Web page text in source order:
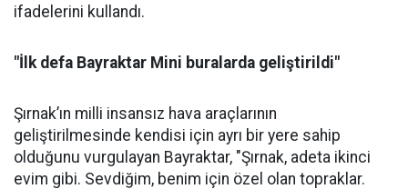
ifadelerini kullandı.
"İlk defa Bayraktar Mini buralarda geliştirildi"
Şırnak’ın milli insansız hava araçlarının
geliştirilmesinde kendisi için ayrı bir yere sahip
olduğunu vurgulayan Bayraktar, "Şırnak, adeta ikinci
evim gibi. Sevdiğim, benim için özel olan topraklar.